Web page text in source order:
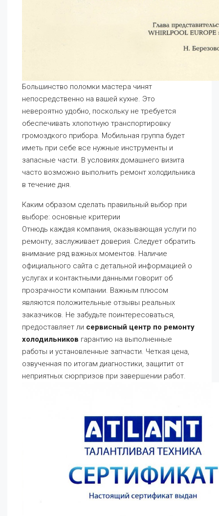
Большинство поломки мастера чинят
непосредственно на вашей кухне. Это
невероятно удобно, поскольку не требуется
обеспечивать хлопотную транспортировку
громоздкого прибора. Мобильная группа будет
иметь при себе все нужные инструменты и
запасные части. В условиях домашнего визита
часто возможно выполнить ремонт холодильника
в течение дня.
Каким образом сделать правильный выбор при
выборе: основные критерии
Отнюдь каждая компания, оказывающая услуги по
ремонту, заслуживает доверия. Следует обратить
внимание ряд важных моментов. Наличие
официального сайта с детальной информацией о
услугах и контактными данными говорит об
прозрачности компании. Важным плюсом
являются положительные отзывы реальных
заказчиков. Не забудьте поинтересоваться,
предоставляет ли сервисный центр по ремонту
холодильников гарантию на выполненные
работы и установленные запчасти. Четкая цена,
озвученная по итогам диагностики, защитит от
неприятных сюрпризов при завершении работ.